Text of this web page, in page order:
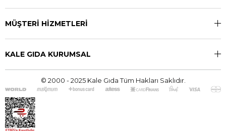
MÜŞTERİ HİZMETLERİ
KALE GIDA KURUMSAL
© 2000 - 2025 Kale Gıda Tüm Hakları Saklıdır.